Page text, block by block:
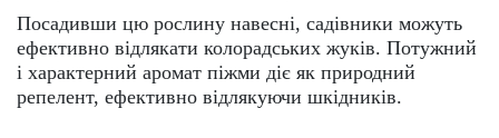
Посадивши цю рослину навесні, садівники можуть
ефективно відлякати колорадських жуків. Потужний
і характерний аромат піжми діє як природний
репелент, ефективно відлякуючи шкідників.